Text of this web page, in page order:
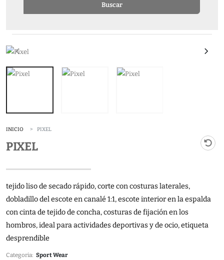
Buscar
INICIO PIXEL
PIXEL
tejido liso de secado rápido, corte con costuras laterales,
dobladillo del escote en canalé 1:1, escote interior en la espalda
con cinta de tejido de concha, costuras de fijación en los
hombros, ideal para actividades deportivas y de ocio, etiqueta
desprendible
Categoria: Sport Wear